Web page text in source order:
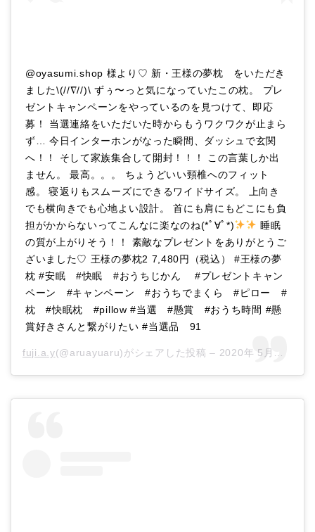
@oyasumi.shop 様より♡ 新・王様の夢枕 をいただき
ました\(//∇//)\ ずぅ〜っと気になっていたこの枕。 プレ
ゼントキャンペーンをやっているのを見つけて、即応
募！ 当選連絡をいただいた時からもうワクワクが止まら
ず… 今日インターホンがなった瞬間、ダッシュで玄関
へ！！ そして家族集合して開封！！！ この言葉しか出
ません。 最高。。。 ちょうどいい頸椎へのフィット
感。 寝返りもスムーズにできるワイドサイズ。 上向き
でも横向きでも心地よい設計。 首にも肩にもどこにも負
担がかからないってこんなに楽なのね(*ﾟ∀ﾟ*)
睡眠
の質が上がりそう！！ 素敵なプレゼントをありがとうご
ざいました♡ 王様の夢枕2 7,480円（税込） #王様の夢
枕 #安眠 #快眠 #おうちじかん #プレゼントキャン
ペーン #キャンペーン #おうちでまくら #ピロー #
枕 #快眠枕 #pillow #当選 #懸賞 #おうち時間 #懸
賞好きさんと繋がりたい #当選品 91
fuji.a.y(@aruayuaru)がシェアした投稿 – 2020年 5月月21日午前6時03分PDT